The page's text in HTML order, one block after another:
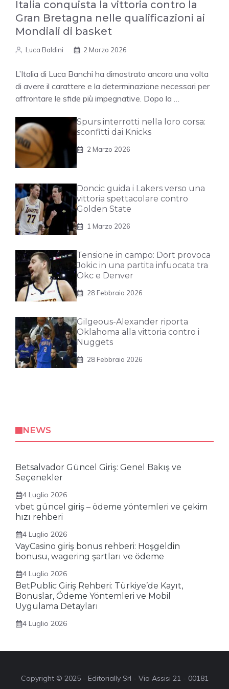
Italia conquista la vittoria contro la
Gran Bretagna nelle qualificazioni ai
Mondiali di basket
Luca Baldini 2 Marzo 2026
L’Italia di Luca Banchi ha dimostrato ancora una volta
di avere il carattere e la determinazione necessari per
affrontare le sfide più impegnative. Dopo la …
Spurs interrotti nella loro corsa:
sconfitti dai Knicks
2 Marzo 2026
Doncic guida i Lakers verso una
vittoria spettacolare contro
Golden State
1 Marzo 2026
Tensione in campo: Dort provoca
Jokic in una partita infuocata tra
Okc e Denver
28 Febbraio 2026
Gilgeous-Alexander riporta
Oklahoma alla vittoria contro i
Nuggets
28 Febbraio 2026
NEWS
Betsalvador Güncel Giriş: Genel Bakış ve
Seçenekler
4 Luglio 2026
vbet güncel giriş – ödeme yöntemleri ve çekim
hızı rehberi
4 Luglio 2026
VayCasino giriş bonus rehberi: Hoşgeldin
bonusu, wagering şartları ve ödeme
4 Luglio 2026
BetPublic Giriş Rehberi: Türkiye’de Kayıt,
Bonuslar, Ödeme Yöntemleri ve Mobil
Uygulama Detayları
4 Luglio 2026
Copyright © 2025 - Editorially Srl - Via Assisi 21 - 00181